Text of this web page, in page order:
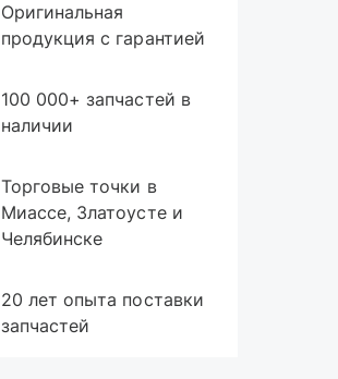
Оригинальная
продукция с гарантией
100 000+ запчастей в
наличии
Торговые точки в
Миассе, Златоусте и
Челябинске
20 лет опыта поставки
запчастей